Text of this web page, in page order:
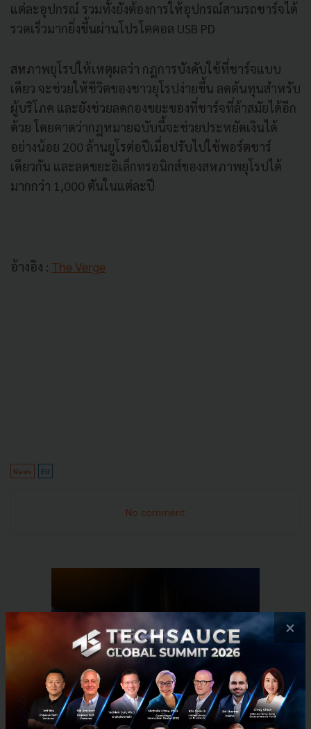
แต่ละอุปกรณ์ รวมทั้งยังต้องการให้อุปกรณ์สามรถชาร์จได้
รวดเร็วมากยิ่งขึ้นผ่านโปรโตคอล USB PD
สหภาพยุโรปให้เหตุผลว่า กฎการบังคับใช้ที่ชาร์จแบบ
เดียว จะช่วยให้ชีวิตของชาวยุโรปง่ายขึ้น ลดต้นทุนสำหรับ
ผู้บริโภค และยังช่วยลดกองขยะของที่ชาร์จที่ล้าสมัยได้อีก
ด้วย โดยคาดว่ากฎหมายฉบับนี้จะช่วยประหยัดเงินได้
อย่างน้อย 200 ล้านยูโรต่อปีเมื่อปรับไปใช้พอร์ตชาร์
เดียวกัน และลดขยะอิเล็กทรอนิกส์ของสหภาพยุโรปได้
มากกว่า 1,000 ตันในแต่ละปี
อ้างอิง : The Verge
News EU
No comment
×